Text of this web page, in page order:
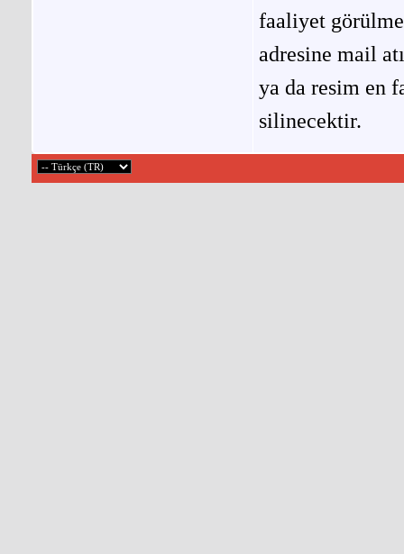
faaliyet
adresine mail
ya da resim en
silinecektir.